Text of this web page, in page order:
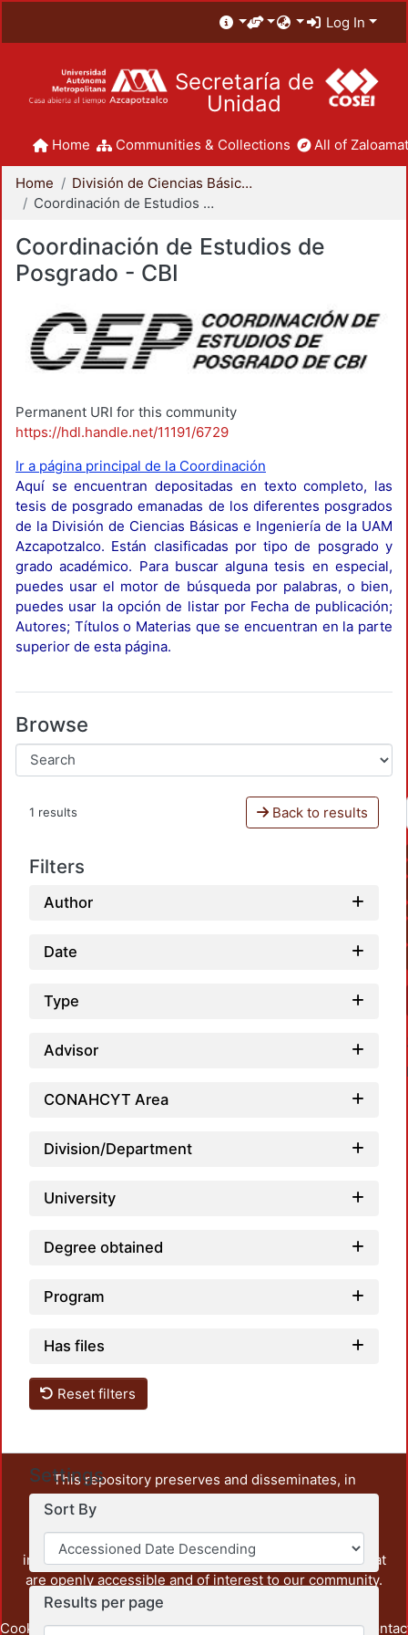
Log In
Secretaría de
Unidad
Home Communities & Collections All of
Home
División de Ciencias Básicas e Ingeniería
Coordinación de Estudios de Posgrado - CBI
Coordinación de Estudios de
Posgrado - CBI
Permanent URI for this community
https://hdl.handle.net/11191/6729
Ir a página principal de la Coordinación
Aquí se encuentran depositadas en texto completo, las
tesis de posgrado emanadas de los diferentes posgrados
de la División de Ciencias Básicas e Ingeniería de la UAM
Azcapotzalco. Están clasificadas por tipo de posgrado y
grado académico. Para buscar alguna tesis en especial,
puedes usar el motor de búsqueda por palabras, o bien,
puedes usar la opción de listar por Fecha de publicación;
Autores; Títulos o Materias que se encuentran en la parte
superior de esta página.
Browse
1 results Back to results
Filters
Author
Date
Type
Advisor
CONAHCYT Area
Division/Department
University
Degree obtained
Program
Has files
Reset filters
Settings
Sort By
Results per page
This repository preserves and disseminates, in
unrestricted open access, the teaching and research
output of UAM Azcapotzalco. It also includes some
administrative and graphic documents from the
institution, as well as content from other institutions that
are openly accessible and of interest to our community.
Cookie Privacy End User Send